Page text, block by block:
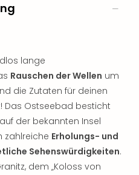
lange
Rauschen der Wellen um
die Zutaten für deinen
Das Ostseebad besticht
der bekannten Insel
zahlreiche Erholungs- und
Sehenswürdigkeiten.
dem „Koloss von